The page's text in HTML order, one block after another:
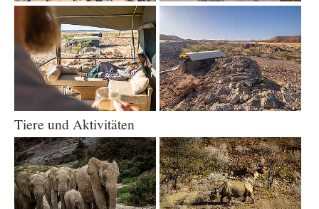
Show larger version
Tiere und Aktivitäten
Show larger version Show larger version